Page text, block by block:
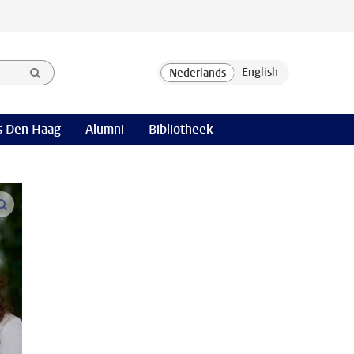
Den Haag Alumni Bibliotheek
open modal